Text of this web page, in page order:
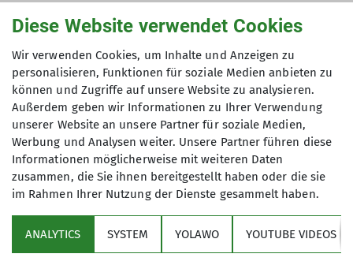
Zwischen zwei Gewitterfronten am Samstag und
Perfekt für eine Gratwanderung. Angekommen in
Baad bei schönstem Wetter liefen wir hoch an
der Stutzalpe und Oberen Lüchelalpe vorbei bis
zur Mittelbergscharte. Hier beginnt die vier
Kilometer lange Kammwanderung. Mit toller
Aussichten nach links auf den Widderstein und
nach rechts zum Ifen stiegen wir nun zum
Muttelbergkopf hinauf – unsere ersten „Gipfel“.
Von hier im stetigen auf und ab Richtung Westen
über die Litzescharte, Ochsenhoferkopf bis zur
Ochsenhoferscharte. Mit tollen Blumenwiesen
Diese Website verwendet Cookies
Wir verwenden Cookies, um Inhalte und Anzeigen zu
personalisieren, Funktionen für soziale Medien anbieten zu
können und Zugriffe auf unsere Website zu analysieren.
Außerdem geben wir Informationen zu Ihrer Verwendung
unserer Website an unsere Partner für soziale Medien,
Werbung und Analysen weiter. Unsere Partner führen diese
Informationen möglicherweise mit weiteren Daten
zusammen, die Sie ihnen bereitgestellt haben oder die sie
im Rahmen Ihrer Nutzung der Dienste gesammelt haben.
ANALYTICS SYSTEM YOLAWO YOUTUBE VIDEOS